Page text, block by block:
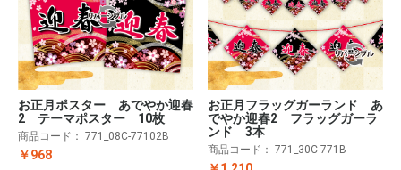
お正月ポスター あでやか迎春
2 テーマポスター 10枚
商品コード： 771_08C-77102B
￥968
お正月フラッグガーランド あ
でやか迎春2 フラッグガーラ
ンド 3本
商品コード： 771_30C-771B